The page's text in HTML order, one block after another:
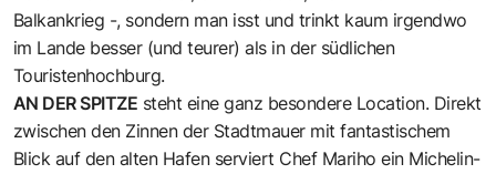
Balkankrieg -, sondern man isst und trinkt kaum irgendwo
im Lande besser (und teurer) als in der südlichen
Touristenhochburg.
AN DER SPITZE steht eine ganz besondere Location. Direkt
zwischen den Zinnen der Stadtmauer mit fantastischem
Blick auf den alten Hafen serviert Chef Mariho ein Michelin-